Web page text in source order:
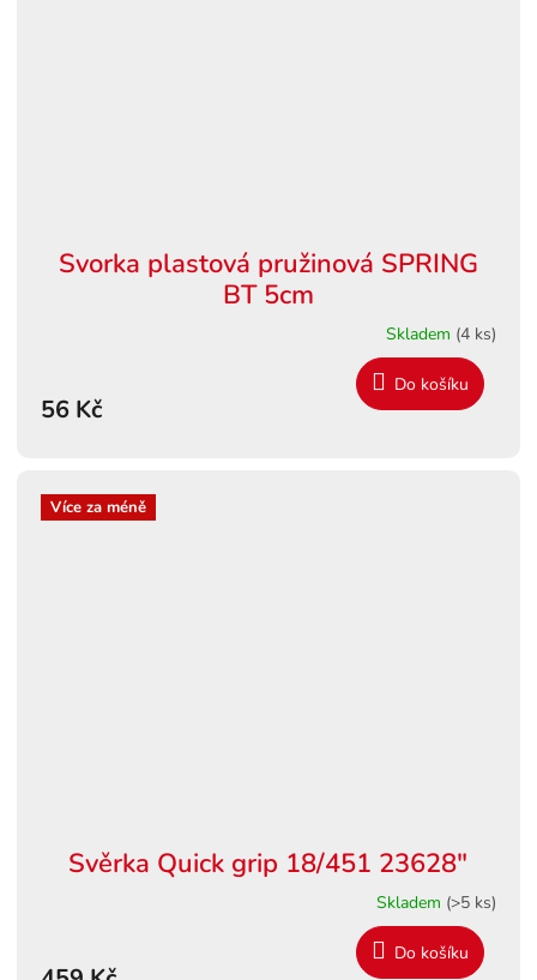
Svorka plastová pružinová SPRING
BT 5cm
Skladem (4 ks)
56 Kč
Do košíku
Více za méně
Svěrka Quick grip 18/451 23628"
Skladem (>5 ks)
Do košíku